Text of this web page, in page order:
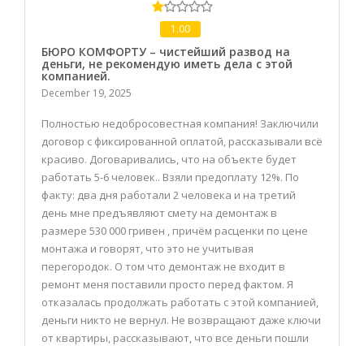
1.00
БЮРО КОМФОРТУ – чистейший развод на
деньги, не рекомендую иметь дела с этой
компанией.
December 19, 2025
Полностью недобросовестная компания! Заключили
договор с фиксированной оплатой, рассказывали всё
красиво. Договаривались, что на объекте будет
работать 5-6 человек.. Взяли предоплату 12%. По
факту: два дня работали 2 человека и на третий
день мне предъявляют смету на демонтаж в
размере 530 000 гривен , причём расценки по цене
монтажа и говорят, что это не учитывая
перегородок. О том что демонтаж не входит в
ремонт меня поставили просто перед фактом. Я
отказалась продолжать работать с этой компанией,
деньги никто не вернул. Не возвращают даже ключи
от квартиры, рассказывают, что все деньги пошли